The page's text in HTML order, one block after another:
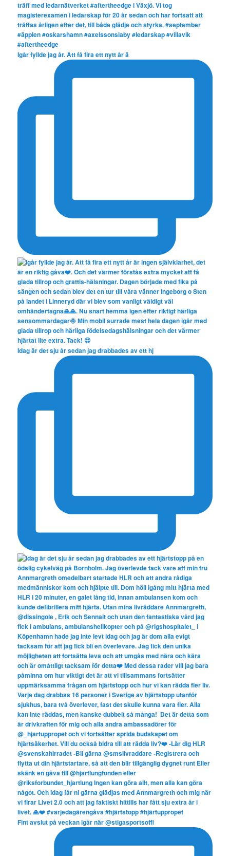
Igår fyllde jag år. Att få fira ett nytt år ä
Idag är det sju år sedan jag drabbades av ett hj
Fint avslut på veckan igår när @stigasportsoffi